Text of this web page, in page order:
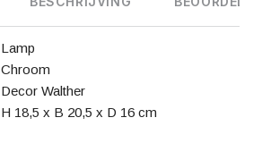
Lamp
Chroom
Decor Walther
H 18,5 x B 20,5 x D 16 cm